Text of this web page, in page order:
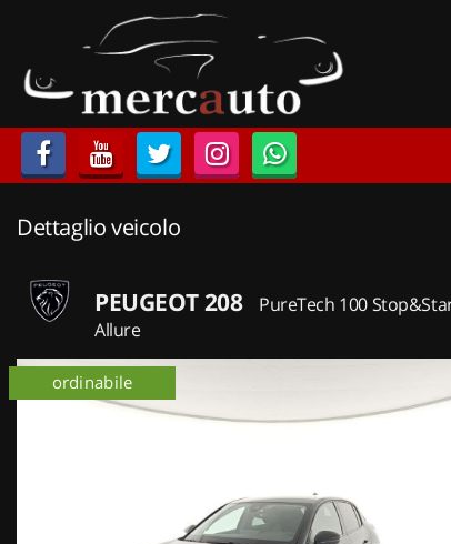
LISTA VEICOLI
ACQUISTIAMO USATO
ASSISTENZA
NOLEGGIO AUTO
NOLEGGIO LUNGO TERMINE
NOLEGGIO BREVE TERMINE
Dettaglio veicolo
PEUGEOT 208
PureTech 100
Allure
ordinabile